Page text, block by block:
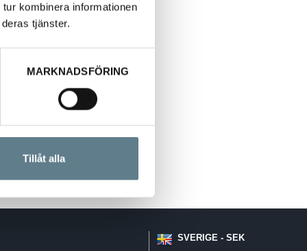
kombinera informationen
tjänster.
MARKNADSFÖRING
Tillåt alla
SVERIGE - SEK